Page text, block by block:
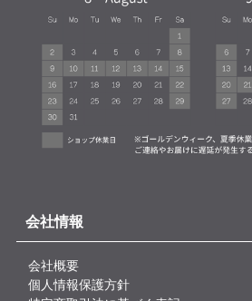
会社情報
会社概要
個人情報保護方針